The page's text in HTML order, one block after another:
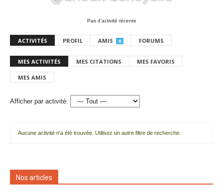
Pas d’activité récente
ACTIVITÉS PROFIL AMIS 0 FORUMS
MES ACTIVITÉS MES CITATIONS MES FAVORIS
MES AMIS
Afficher par activité:
Aucune activité n'a été trouvée. Utilisez un autre filtre de recherche.
Nos articles